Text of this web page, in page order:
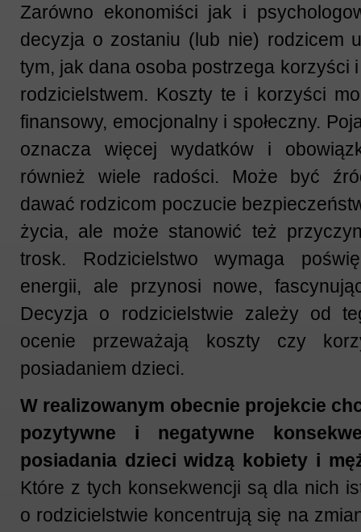
Zarówno ekonomiści jak i
decyzja o zostaniu (lub nie) rodzicem
tym, jak dana osoba postrzega korzyści
rodzicielstwem. Koszty te i korzyści
finansowy, emocjonalny i społeczny.
oznacza więcej wydatków i
również wiele radości. Może być
dawać rodzicom poczucie
życia, ale może stanowić też
trosk. Rodzicielstwo wymaga
energii, ale przynosi nowe,
Decyzja o rodzicielstwie zależy od
ocenie przeważają koszty czy
posiadaniem dzieci.
W realizowanym obecnie projekcie
pozytywne i negatywne
posiadania dzieci widzą kobiety i
Które z tych konsekwencji są dla nich
o rodzicielstwie koncentrują się na